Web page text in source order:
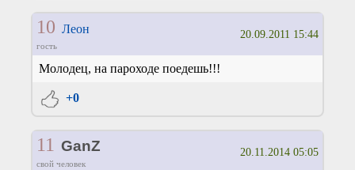
10 Леон
гость
20.09.2011 15:44
Молодец, на пароходе поедешь!!!
+0
11 GanZ
свой человек
20.11.2014 05:05